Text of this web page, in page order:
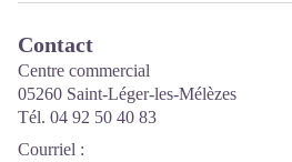
Contact
Centre commercial
05260 Saint-Léger-les-Mélèzes
Tél. 04 92 50 40 83
Courriel :